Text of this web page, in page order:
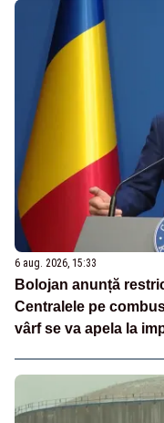
6 aug. 2026, 15:33
Bolojan anunță
Centralele pe
vârf se va apela la